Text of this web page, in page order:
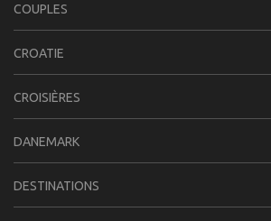
COUPLES
CROATIE
CROISIÈRES
DANEMARK
DESTINATIONS